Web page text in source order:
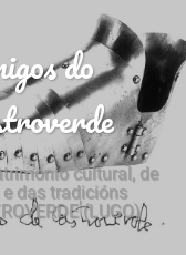
do
cultural, de
das tradicións
(LUGO)